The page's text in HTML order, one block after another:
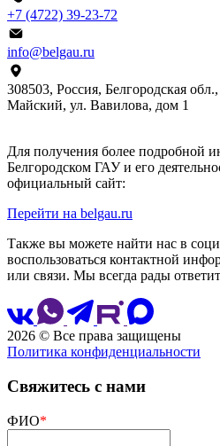
+7 (4722) 39-23-72
info@belgau.ru
308503, Россия, Белгородская
Майский, ул. Вавилова, дом 1
Для получения более подробной
Белгородском ГАУ и его
официальный сайт:
Перейти на belgau.ru
Также вы можете найти нас в
воспользоваться контактной
или связи. Мы всегда рады
2026 © Все права защищены
Политика конфиденциальности
Свяжитесь с нами
ФИО*